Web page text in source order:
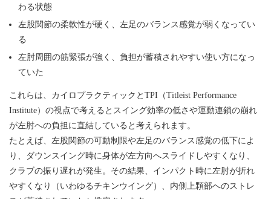
わる状態
左股関節の柔軟性が硬く、左足のバランス感覚が弱くなってい
る
左肘周囲の筋緊張が強く、負担が蓄積されやすい使い方になっ
ていた
これらは、カイロプラクティックとTPI（Titleist Performance
Institute）の視点で考えるとスイング効率の低さや運動連鎖の崩れ
が左肘への負担に直結していると考えられます。
たとえば、左股関節の可動制限や左足のバランス感覚の低下によ
り、ダウンスイング時に身体が左方向へスライドしやすくなり、
クラブの振り遅れが発生。その結果、インパクト時に左肘が折れ
やすくなり（いわゆるチキンウイング）、内側上顆部へのストレ